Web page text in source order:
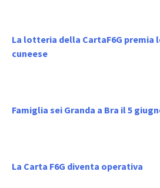
La lotteria della CartaF6G premia
cuneese
Famiglia sei Granda a Bra il 5
La Carta F6G diventa operativa